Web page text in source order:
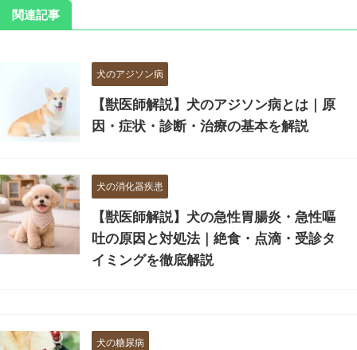
関連記事
犬のアジソン病
【獣医師解説】犬のアジソン病とは｜原
因・症状・診断・治療の基本を解説
犬の消化器疾患
【獣医師解説】犬の急性胃腸炎・急性嘔
吐の原因と対処法｜絶食・点滴・受診タ
イミングを徹底解説
犬の糖尿病